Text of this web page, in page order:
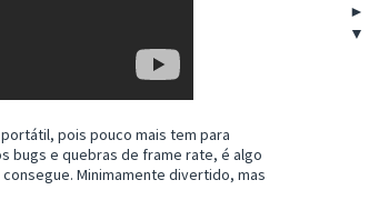
pois pouco mais tem para
bugs e quebras de frame rate, é algo
Minimamente divertido, mas
►
▼